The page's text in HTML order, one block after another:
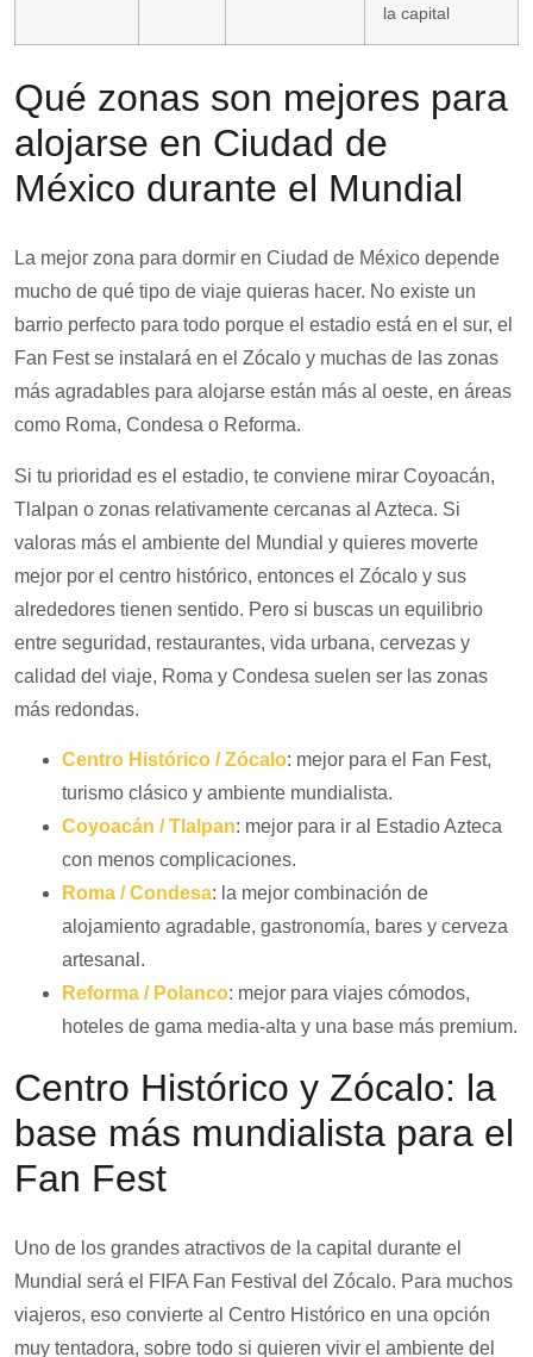
la capital
Qué zonas son mejores para
alojarse en Ciudad de
México durante el Mundial
La mejor zona para dormir en Ciudad de México depende
mucho de qué tipo de viaje quieras hacer. No existe un
barrio perfecto para todo porque el estadio está en el sur, el
Fan Fest se instalará en el Zócalo y muchas de las zonas
más agradables para alojarse están más al oeste, en áreas
como Roma, Condesa o Reforma.
Si tu prioridad es el estadio, te conviene mirar Coyoacán,
Tlalpan o zonas relativamente cercanas al Azteca. Si
valoras más el ambiente del Mundial y quieres moverte
mejor por el centro histórico, entonces el Zócalo y sus
alrededores tienen sentido. Pero si buscas un equilibrio
entre seguridad, restaurantes, vida urbana, cervezas y
calidad del viaje, Roma y Condesa suelen ser las zonas
más redondas.
Centro Histórico / Zócalo: mejor para el Fan Fest,
turismo clásico y ambiente mundialista.
Coyoacán / Tlalpan: mejor para ir al Estadio Azteca
con menos complicaciones.
Roma / Condesa: la mejor combinación de
alojamiento agradable, gastronomía, bares y cerveza
artesanal.
Reforma / Polanco: mejor para viajes cómodos,
hoteles de gama media-alta y una base más premium.
Centro Histórico y Zócalo: la
base más mundialista para el
Fan Fest
Uno de los grandes atractivos de la capital durante el
Mundial será el FIFA Fan Festival del Zócalo. Para muchos
viajeros, eso convierte al Centro Histórico en una opción
muy tentadora, sobre todo si quieren vivir el ambiente del